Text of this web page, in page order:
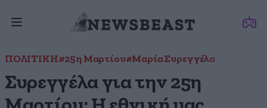
ΠΟΛΙΤΙΚΗ#25η Μαρτίου#Μαρία Συρεγγέλα
Συρεγγέλα για την 25η